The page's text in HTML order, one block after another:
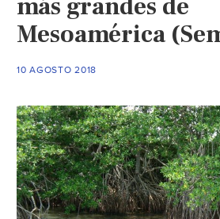
Macuspana
(La
denuncia)
Mesoamérica
10 AGOSTO 2018